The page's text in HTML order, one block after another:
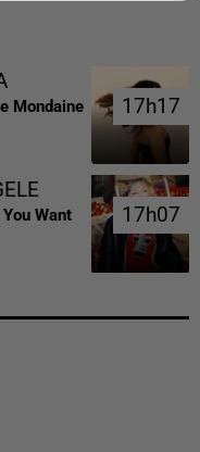
Mondaine 17h17
17h17
Want 17h07
17h07